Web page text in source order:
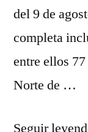
del 9 de
completa
entre ellos
Norte de …
Seguir